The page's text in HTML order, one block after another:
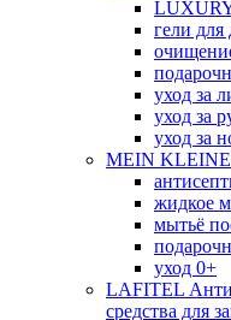
гели для
уход за
уход за
уход за
MEIN
жидкое
мытьё
уход 0+
LAFITEL
средства для